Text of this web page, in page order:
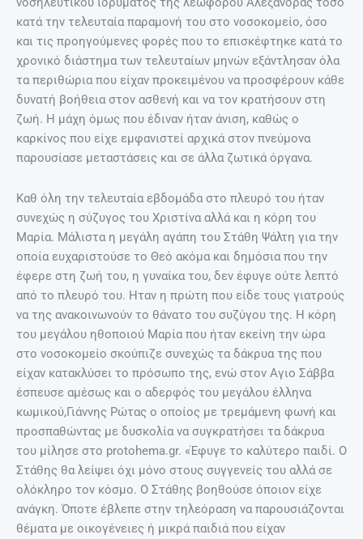
κατά την τελευταία παραμονή του στο νοσοκομείο, όσο
και τις προηγούμενες φορές που το επισκέφτηκε κατά το
χρονικό διάστημα των τελευταίων μηνών εξάντλησαν όλα
τα περιθώρια που είχαν προκειμένου να προσφέρουν κάθε
δυνατή βοήθεια στον ασθενή και να τον κρατήσουν στη
ζωή. Η μάχη όμως που έδιναν ήταν άνιση, καθώς ο
καρκίνος που είχε εμφανιστεί αρχικά στον πνεύμονα
παρουσίασε μεταστάσεις και σε άλλα ζωτικά όργανα.
Καθ όλη την τελευταία εβδομάδα στο πλευρό του ήταν
συνεχώς η σύζυγος του Χριστίνα αλλά και η κόρη του
Μαρία. Μάλιστα η μεγάλη αγάπη του Στάθη Ψάλτη για την
οποία ευχαριστούσε το Θεό ακόμα και δημόσια που την
έφερε στη ζωή του, η γυναίκα του, δεν έφυγε ούτε λεπτό
από το πλευρό του. Ηταν η πρώτη που είδε τους γιατρούς
να της ανακοινωνούν το θάνατο του συζύγου της. Η κόρη
του μεγάλου ηθοποιού Μαρία που ήταν εκείνη την ώρα
στο νοσοκομείο σκούπιζε συνεχώς τα δάκρυα της που
είχαν κατακλύσει το πρόσωπο της, ενώ στον Αγιο Σάββα
έσπευσε αμέσως και ο αδερφός του μεγάλου έλληνα
κωμικού,Γιάννης Ρώτας ο οποίος με τρεμάμενη φωνή και
προσπαθώντας με δυσκολία να συγκρατήσει τα δάκρυα
του μίλησε στο protohema.gr. «Έφυγε το καλύτερο παιδί. Ο
Στάθης θα λείψει όχι μόνο στους συγγενείς του αλλά σε
ολόκληρο τον κόσμο. Ο Στάθης βοηθούσε όποιον είχε
ανάγκη. Όποτε έβλεπε στην τηλεόραση να παρουσιάζονται
θέματα με οικογένειες ή μικρά παιδιά που είχαν